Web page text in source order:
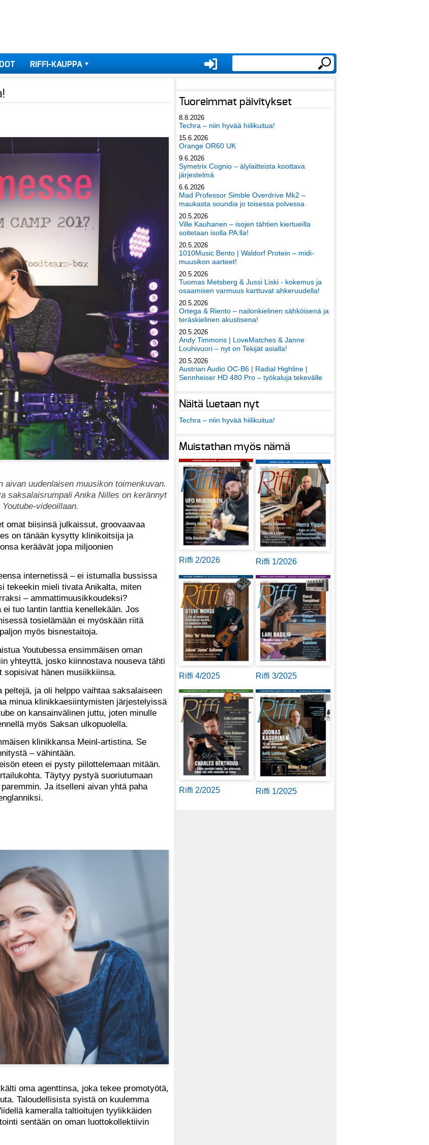
RIFFI-KAUPPA
uudenlaisen muusikon toimenkuvan.
saksalaisrumpali Anika Nilles on kerännyt
videoillaan.
omat biisinsä julkaissut, groovaavaa
on tänään kysytty klinikoitsija ja
keräävät jopa miljoonien
internetissä – ei istumalla bussissa
tekeekin mieli tivata Anikalta, miten
– ammattimuusikkoudeksi?
tuo lantin lanttia kenellekään. Jos
tosielämään ei myöskään riitä
myös bisnestaitoja.
Youtubessa ensimmäisen oman
yhteyttä, josko kiinnostava nouseva tähti
sopisivat hänen musiikkiinsa.
ja oli helppo vaihtaa saksalaiseen
minua klinikkaesiintymisten järjestelyissä
on kansainvälinen juttu, joten minulle
myös Saksan ulkopuolella.
klinikkansa Meinl-artistina. Se
– vähintään.
eteen ei pysty piilottelemaan mitään.
Täytyy pystyä suoriutumaan
Ja itselleni aivan yhtä paha
oma agenttinsa, joka tekee promotyötä,
Taloudellisista syistä on kuulemma
kameralla taltioitujen tyylikkäiden
sentään on oman luottokollektiivin
Tuoreimmat päivitykset
8.8.2026
Techra – niin hyvää hiilikuitua!
15.6.2026
Orange OR60 UK
9.6.2026
Symetrix Cognio – älylaitteista koottava
järjestelmä
6.6.2026
Mad Professor Simble Overdrive Mk2 –
maukasta soundia jo toisessa polvessa
20.5.2026
Ville Kauhanen – isojen tähtien kiertueilla
soitetaan isolla PA:lla!
20.5.2026
1010Music Bento | Waldorf Protein – midi-
muusikon aarteet!
20.5.2026
Tuomas Metsberg & Jussi Liski - kokemus ja
osaamisen varmuus karttuvat ahkeruudella!
20.5.2026
Ortega & Riento – nailonkielinen sähköisenä ja
teräskielinen akustisena!
20.5.2026
Andy Timmons | LoveMatches & Janne
Louhivuori – nyt on Tekijät asialla!
20.5.2026
Austrian Audio OC-B6 | Radial Highline |
Sennheiser HD 480 Pro – työkaluja tekevälle
Näitä luetaan nyt
Techra – niin hyvää hiilikuitua!
Muistathan myös nämä
Riffi 2/2026 Riffi 1/2026
Riffi 4/2025 Riffi 3/2025
Riffi 2/2025 Riffi 1/2025